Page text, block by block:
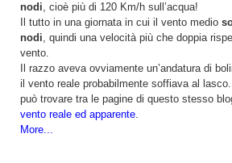
nodi, cioè più di 120 Km/h sull’acqua!
Il tutto in una giornata in cui il vento medio
nodi, quindi una velocità più che doppia
vento.
Il razzo aveva ovviamente un’andatura di
il vento reale probabilmente soffiava al
può trovare tra le pagine di questo stesso
vento reale ed apparente.
More...